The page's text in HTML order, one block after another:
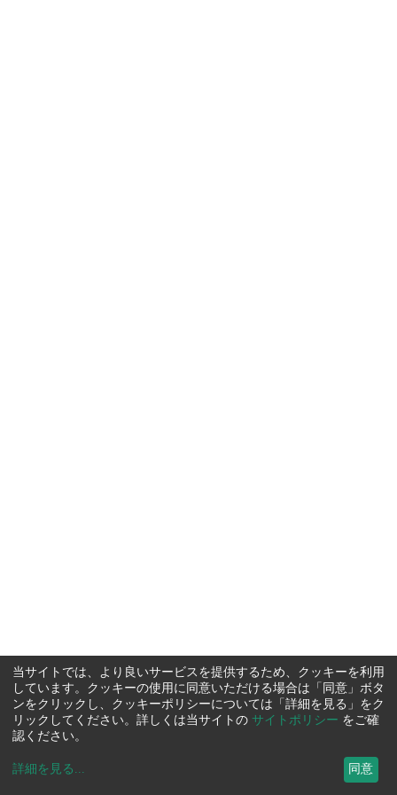
当サイトでは、より良いサービスを提供するため、クッキーを利用
しています。クッキーの使用に同意いただける場合は「同意」ボタ
ンをクリックし、クッキーポリシーについては「詳細を見る」をク
リックしてください。詳しくは当サイトの サイトポリシー をご確
認ください。
詳細を見る ... 同意